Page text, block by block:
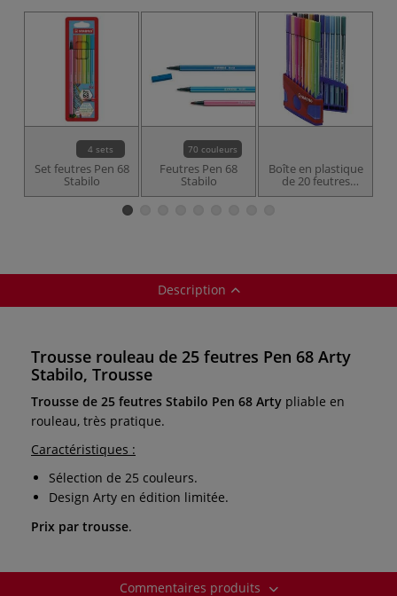
4 sets
Set feutres Pen 68
Stabilo
70 couleurs
Feutres Pen 68
Stabilo
Boîte en plastique
de 20 feutres
Stabilo
Description
Trousse rouleau de 25 feutres Pen 68 Arty
Stabilo, Trousse
Trousse de 25 feutres Stabilo Pen 68 Arty pliable en
rouleau, très pratique.
Caractéristiques :
Sélection de 25 couleurs.
Design Arty en édition limitée.
Prix par trousse.
Commentaires produits